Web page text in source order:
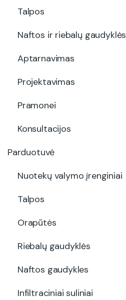
Talpos
Naftos ir riebalų gaudyklės
Aptarnavimas
Projektavimas
Pramonei
Konsultacijos
Parduotuvė
Nuotekų valymo įrenginiai
Talpos
Orapūtės
Riebalų gaudyklės
Naftos gaudykles
Infiltraciniai suliniai